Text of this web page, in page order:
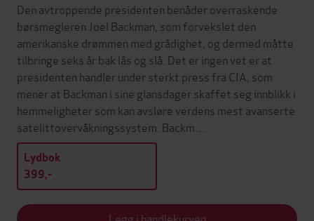
Den avtroppende presidenten benåder overraskende
børsmegleren Joel Backman, som forvekslet den
amerikanske drømmen med grådighet, og dermed måtte
tilbringe seks år bak lås og slå. Det er ingen vet er at
presidenten handler under sterkt press fra CIA, som
mener at Backman i sine glansdager skaffet seg innblikk i
hemmeligheter som kan avsløre verdens mest avanserte
satelittovervåkningssystem. Backm…
Lydbok
399,-